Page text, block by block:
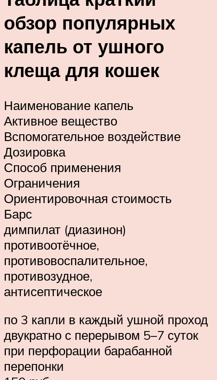
обзор популярных
капель от ушного
клеща для кошек
Наименование капель
Активное вещество
Вспомогательное воздействие
Дозировка
Способ применения
Ограничения
Ориентировочная стоимость
Барс
димпилат (диазинон)
противоотёчное,
противовоспалительное,
противозудное,
антисептическое
по 3 капли в каждый ушной проход
двукратно с перерывом 5–7 суток
при перфорации барабанной
перепонки